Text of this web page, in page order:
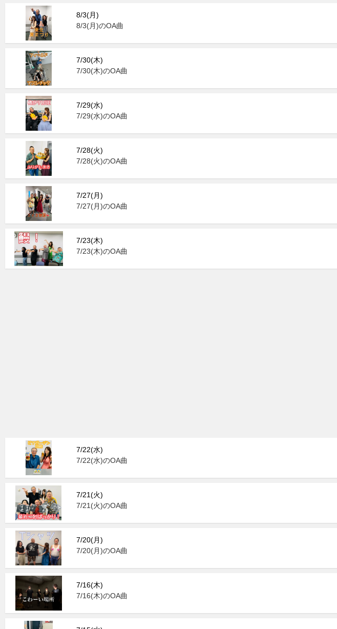
8/3(月)
8/3(月)のOA曲
7/30(木)
7/30(木)のOA曲
7/29(水)
7/29(水)のOA曲
7/28(火)
7/28(火)のOA曲
7/27(月)
7/27(月)のOA曲
7/23(木)
7/23(木)のOA曲
7/22(水)
7/22(水)のOA曲
7/21(火)
7/21(火)のOA曲
7/20(月)
7/20(月)のOA曲
7/16(木)
7/16(木)のOA曲